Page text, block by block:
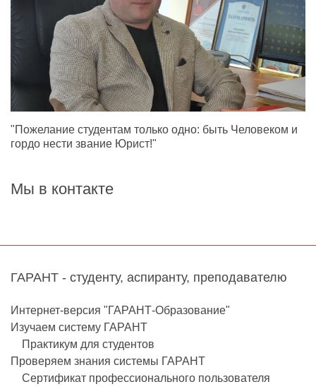
"Пожелание студентам только одно: быть Человеком и
ордо нести звание Юрист!"
Мы в контакте
ГАРАНТ - студенту, аспиранту, преподавателю
Интернет-версия "ГАРАНТ-Образование"
Изучаем систему ГАРАНТ
Практикум для студенто
Проверяем знания системы ГАРАНТ
Сертификат профессионального пользователя